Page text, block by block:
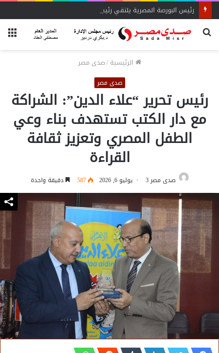
رئيس البورصة المصرية يلتقي رئيس جهاز التمثيل التجاري
بحث
الرئيسية/صدى مصر
صدى مصر
رئيس تحرير “علاء الدين”: الشراكة
مع دار الكتب تستهدف بناء وعي
الطفل المصري وتعزيز ثقافة
القراءة
صدى مصر 3 يوليو 6, 2026 587 دقيقة واحدة